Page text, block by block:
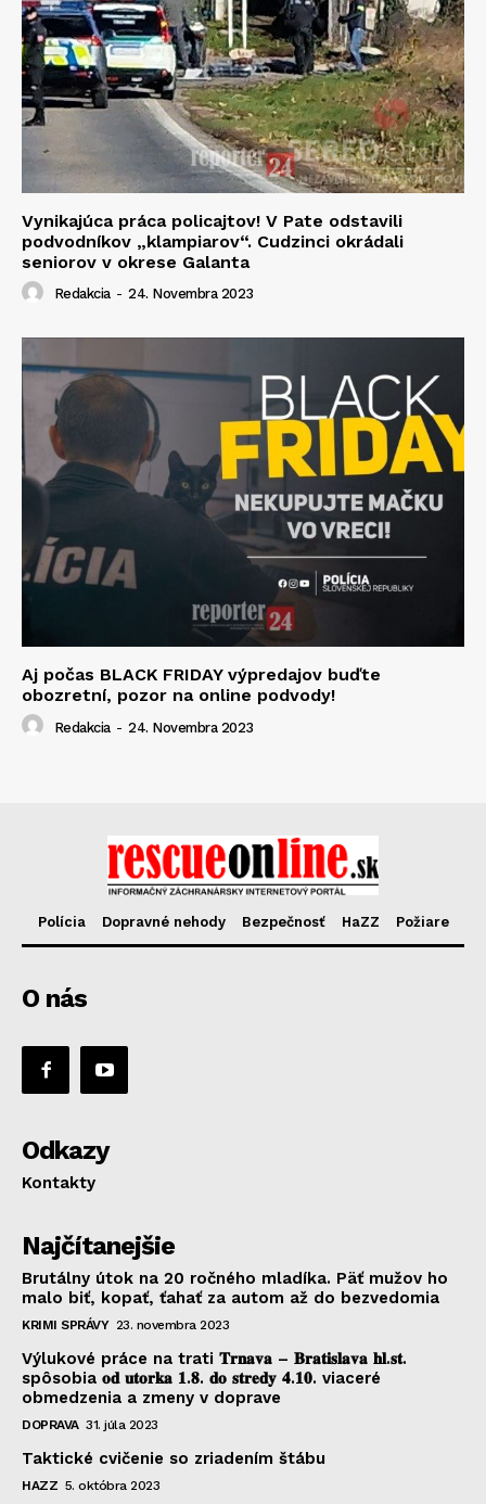
Vynikajúca práca policajtov! V Pate odstavili
podvodníkov „klampiarov“. Cudzinci okrádali
seniorov v okrese Galanta
Redakcia - 24. Novembra 2023
Aj počas BLACK FRIDAY výpredajov buďte
obozretní, pozor na online podvody!
Redakcia - 24. Novembra 2023
Polícia Dopravné nehody Bezpečnosť HaZZ Požiare
O nás
Odkazy
Kontakty
Najčítanejšie
Brutálny útok na 20 ročného mladíka. Päť mužov ho
malo biť, kopať, ťahať za autom až do bezvedomia
KRIMI SPRÁVY 23. novembra 2023
Výlukové práce na trati 𝐓𝐫𝐧𝐚𝐯𝐚 – 𝐁𝐫𝐚𝐭𝐢𝐬𝐥𝐚𝐯𝐚 𝐡𝐥.𝐬𝐭.
spôsobia 𝐨𝐝 𝐮𝐭𝐨𝐫𝐤𝐚 𝟏.𝟖. 𝐝𝐨 𝐬𝐭𝐫𝐞𝐝𝐲 𝟒.𝟏𝟎. viaceré
obmedzenia a zmeny v doprave
DOPRAVA 31. júla 2023
Taktické cvičenie so zriadením štábu
HAZZ 5. októbra 2023